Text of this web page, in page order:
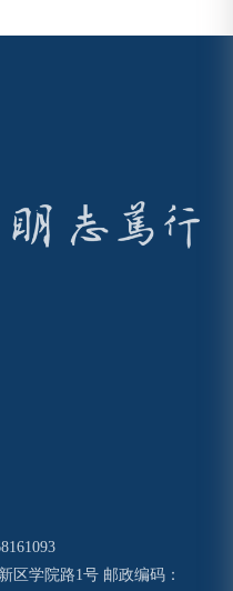
区学院路1号 邮政编码：